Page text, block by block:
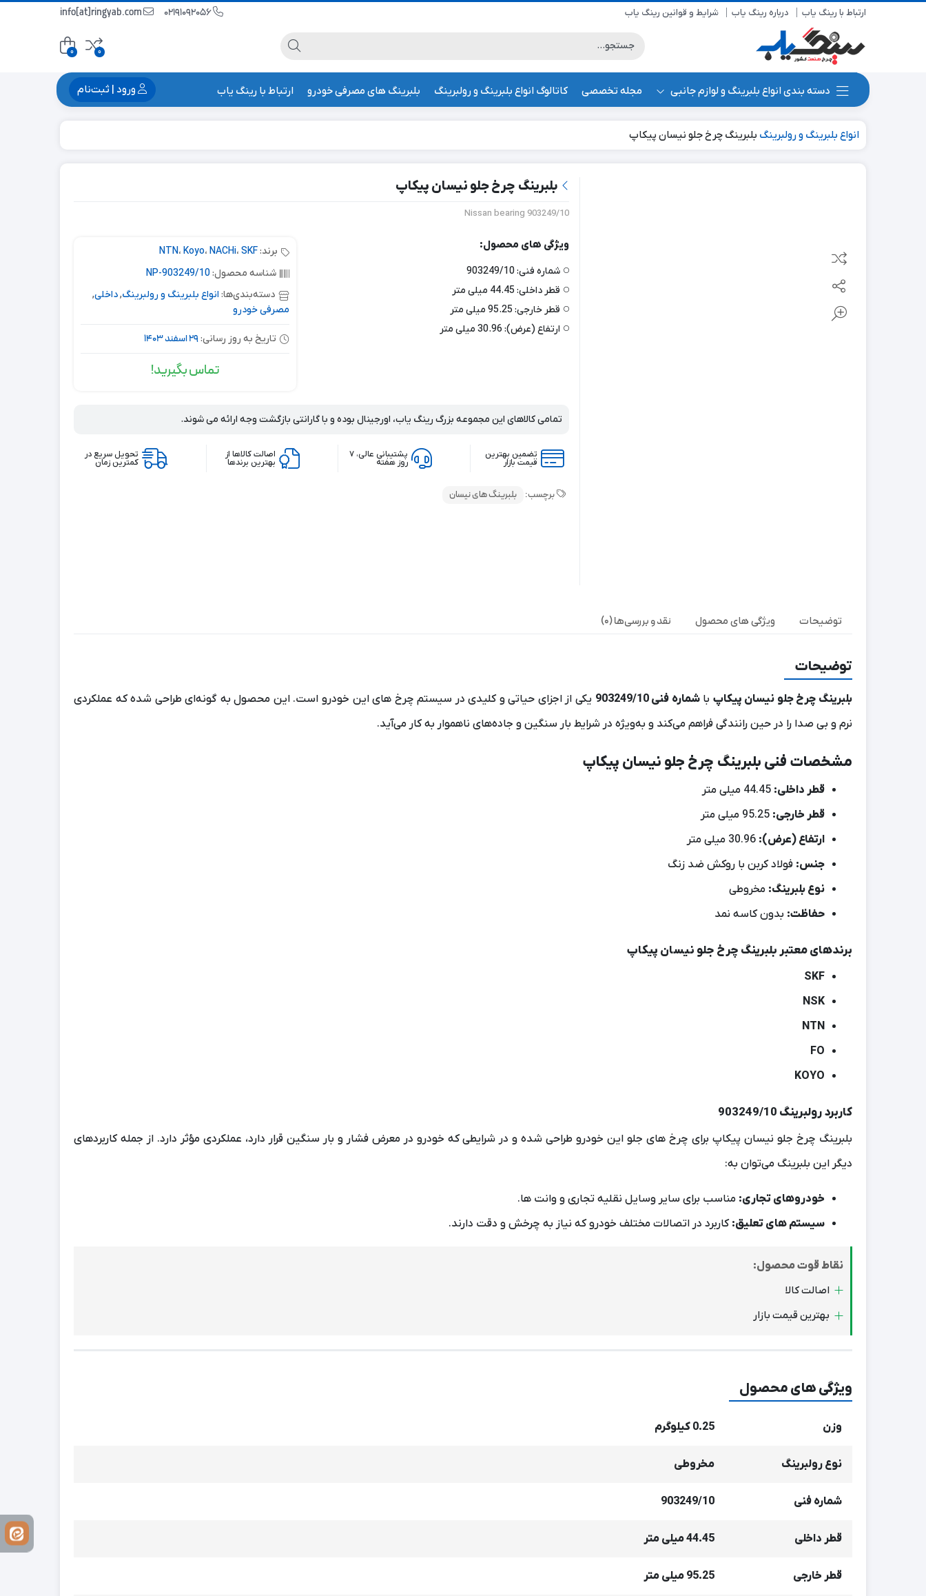
ارتباط با رینگ یاب درباره رینگ یاب شرایط و قوانین رینگ یاب
0
0
دسته بندی انواع بلبرینگ و لوازم جانبی
جدید
مجله تخصصی کاتالوگ انواع بلبرینگ و رولبرینگ بلبرینگ های مصرفی خودرو ارتباط با رینگ یاب ورود | ثبت‌نام
انواع بلبرینگ و رولبرینگ بلبرینگ چرخ جلو نیسان پیکاپ
بلبرینگ چرخ جلو نیسان پیکاپ
903249/10 Nissan bearing
ویژگی های محصول:
شماره فنی:903249/10
قطر داخلی: 44.45 میلی‌ متر
قطر خارجی: 95.25 میلی‌ متر
ارتفاع (عرض):30.96 میلی‌ متر
برند: NTN،Koyo،NACHi،SKF
شناسه محصول:903249/10-NP
دسته‌بندی‌ها: انواع بلبرینگ و رولبرینگ,داخلی,
مصرفی خودرو
تاریخ به روز رسانی:29 اسفند 1403
تماس بگیرید!
تمامی کالاهای این مجموعه بزرگ رینگ یاب، اورجینال بوده و با گارانتی بازگشت وجه ارائه می شوند.
تضمین بهترین
قیمت بازار
پشتیبانی عالی، ۷
روز هفته
اصالت کالاها از
بهترین برندها
تحویل سریع در
کمترین زمان
برچسب: بلبرینگ های نیسان
توضیحات ویژگی های محصول نقد و بررسی‌ها (0)
توضیحات
بلبرینگ چرخ جلو نیسان پیکاپ باشماره فنی 903249/10
یکی از اجزای حیاتی و کلیدی در سیستم چرخ‌ های این خودرو است. این محصول به گونه‌ای طراحی شده که عملکردی
نرم و بی‌ صدا را در حین رانندگی فراهم می‌کند و به‌ویژه در شرایط بار سنگین و جاده‌های ناهموار به کار می‌آید.
مشخصات فنی بلبرینگ چرخ جلو نیسان پیکاپ
قطر داخلی:
قطر خارجی:
ارتفاع (عرض):
جنس: فولاد کربن با روکش ضد زنگ
نوع بلبرینگ: مخروطی
حفاظت: بدون کاسه نمد
برندهای معتبربلبرینگ چرخ جلو نیسان پیکاپ
SKF
NSK
NTN
FO
KOYO
کاربرد رولبرینگ 903249/10
بلبرینگ چرخ جلو نیسان پیکاپ برای چرخ‌ های جلو این خودرو طراحی شده و در شرایطی که خودرو در معرض فشار و بار سنگین قرار دارد، عملکردی مؤثر دارد. از جمله کاربردهای
دیگر این بلبرینگ می‌توان به:
خودروهای تجاری: مناسب برای سایر وسایل نقلیه تجاری و وانت‌ ها.
سیستم‌ های تعلیق: کاربرد در اتصالات مختلف خودرو که نیاز به چرخش و دقت دارند.
نقاط قوت محصول:
اصالت کالا
بهترین قیمت بازار
ویژگی های محصول
وزن 0.25 کیلوگرم
نوع رولبرینگ مخروطی
شماره فنی 903249/10
قطر داخلی 44.45 میلی‌ متر
قطر خارجی 95.25 میلی‌ متر